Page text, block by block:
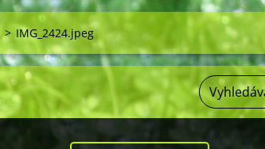
> IMG_2424.jpeg